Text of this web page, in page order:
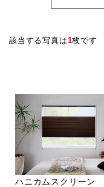
該当する写真は1枚です
ハニカムスクリーン